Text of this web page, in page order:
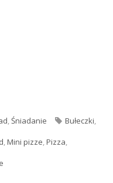
(mini pizza)"
,Śniadanie Tagi
Bułeczki,
,Mini pizze,Pizza,